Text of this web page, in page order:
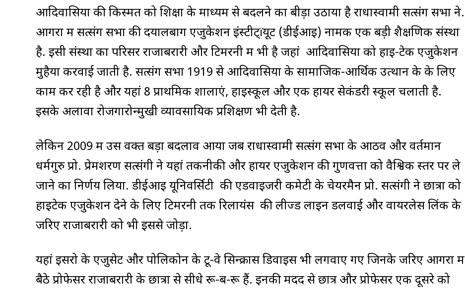
आदिवासियों की किस्मत को शिक्षा के माध्यम से बदलने का बीड़ा उठाया है राधास्वामी सत्संग सभा ने.
आगरा में सत्संग सभा की दयालबाग एजुकेशन इंस्टीट्ïयूट (डीईआइ) नामक एक बड़ी शैक्षणिक संस्था
है. इसी संस्था का परिसर राजाबरारी और टिमरनी में भी है जहां आदिवासियों को हाइ-टेक एजुकेशन
मुहैया करवाई जाती है. सत्संग सभा 1919 से आदिवासियों के सामाजिक-आर्थिक उत्थान के के लिए
काम कर रही है और यहां 8 प्राथमिक शालाएं, हाइस्कूल और एक हायर सेकंडरी स्कूल चलाती है.
इसके अलावा रोजगारोन्मुखी व्यावसायिक प्रशिक्षण भी देती है.
लेकिन 2009 में उस वक्त बड़ा बदलाव आया जब राधास्वामी सत्संग सभा के आठवें और वर्तमान
धर्मगुरु प्रो. प्रेमशरण सत्संगी ने यहां तकनीकी और हायर एजुकेशन की गुणवत्ता को वैश्विक स्तर पर ले
जाने का निर्णय लिया. डीईआइ यूनिवर्सिटी की एडवाइजरी कमेटी के चेयरमैन प्रो. सत्संगी ने छात्रों को
हाइटेक एजुकेशन देने के लिए टिमरनी तक रिलायंस की लीज्ड लाइन डलवाई और वायरलेस लिंक के
जरिए राजाबरारी को भी इससे जोड़ा.
यहां इसरो के एजुसेट और पोलिकोन के टू-वे सिन्क्रोंस डिवाइस भी लगवाए गए जिनके जरिए आगरा में
बैठे प्रोफेसर राजाबरारी के छात्रों से सीधे रू-ब-रू हैं. इनकी मदद से छात्र और प्रोफेसर एक दूसरे को